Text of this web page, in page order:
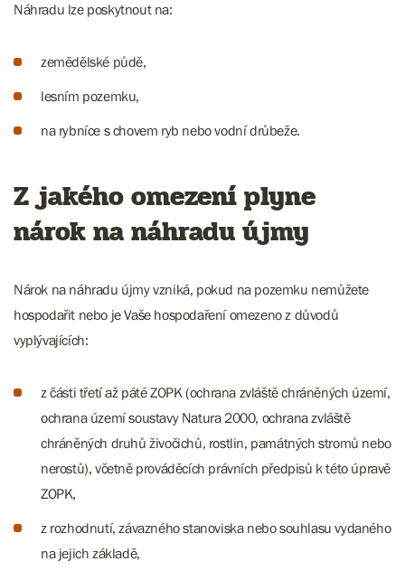
Náhradu lze poskytnout na:
zemědělské půdě,
lesním pozemku,
na rybníce s chovem ryb nebo vodní drůbeže.
Z jakého omezení plyne
nárok na náhradu újmy
Nárok na náhradu újmy vzniká, pokud na pozemku nemůžete
hospodařit nebo je Vaše hospodaření omezeno z důvodů
vyplývajících:
z části třetí až páté ZOPK (ochrana zvláště chráněných území,
ochrana území soustavy Natura 2000, ochrana zvláště
chráněných druhů živočichů, rostlin, památných stromů nebo
nerostů), včetně prováděcích právních předpisů k této úpravě
ZOPK,
z rozhodnutí, závazného stanoviska nebo souhlasu vydaného
na jejich základě,